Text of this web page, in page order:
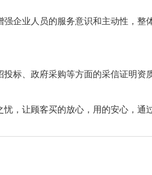
企业人员的服务意识和主动性，
标、政府采购等方面的采信证明资
，让顾客买的放心，用的安心，通